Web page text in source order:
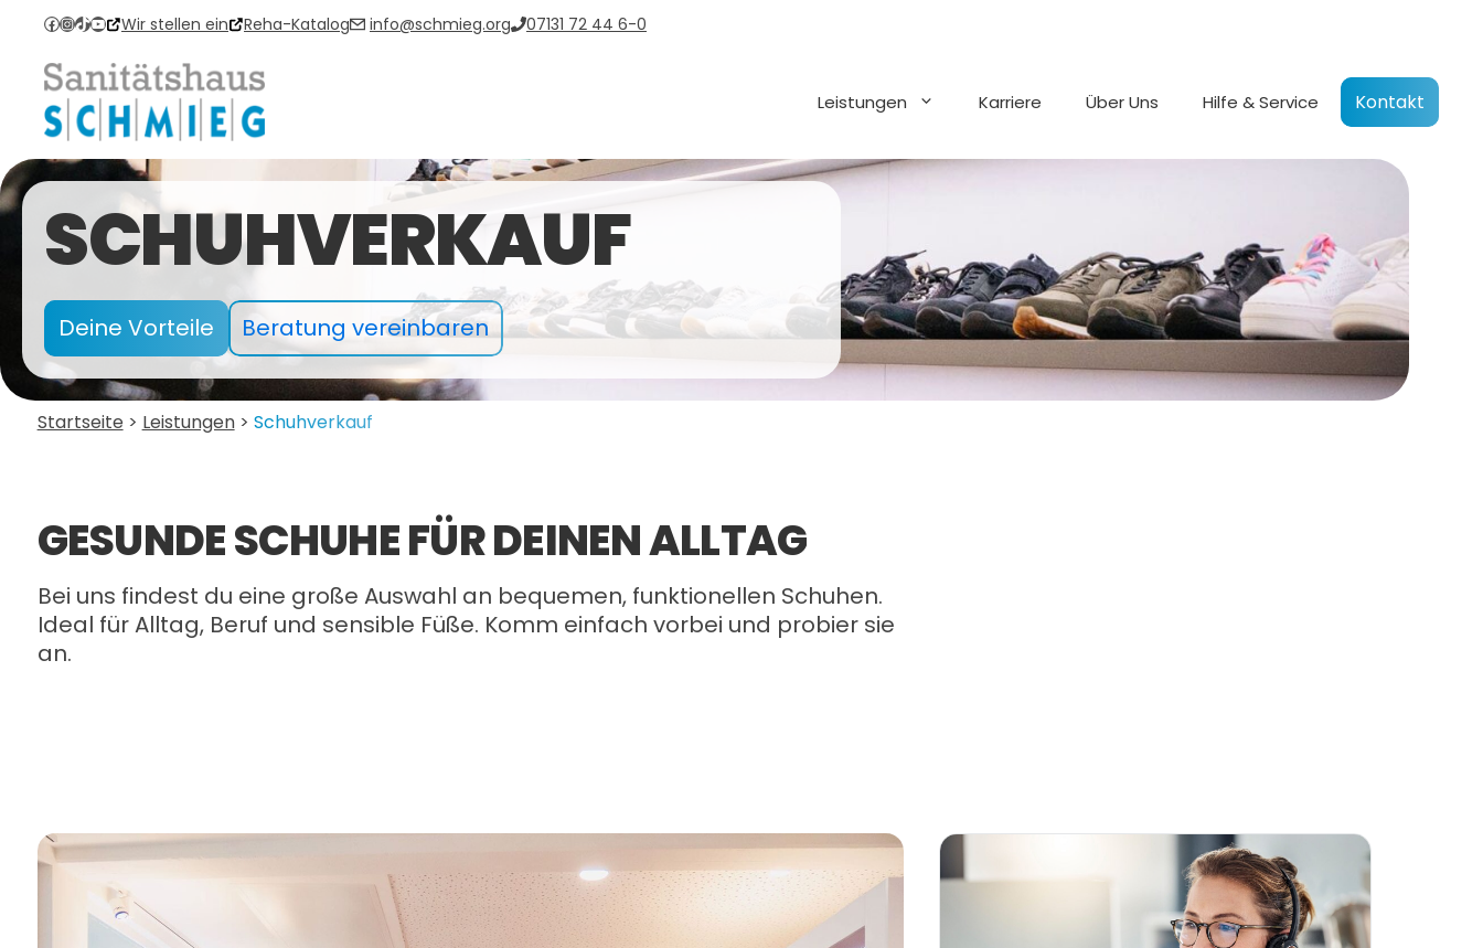
InhaltFacebook
Instagram
TikTok
YouTubeWir stellen ein Reha-Katalog info@schmieg.org 07131 72 44 6-0
Leistungen Karriere Über Uns Hilfe & Service Kontakt
SCHUHVERKAUF
Deine Vorteile Beratung vereinbaren
Startseite > Leistungen> Schuhverkauf
GESUNDE SCHUHE FÜR DEINEN ALLTAG
Bei uns findest du eine große Auswahl an bequemen, funktionellen Schuhen.
Ideal für Alltag, Beruf und sensible Füße. Komm einfach vorbei und probier sie
an.